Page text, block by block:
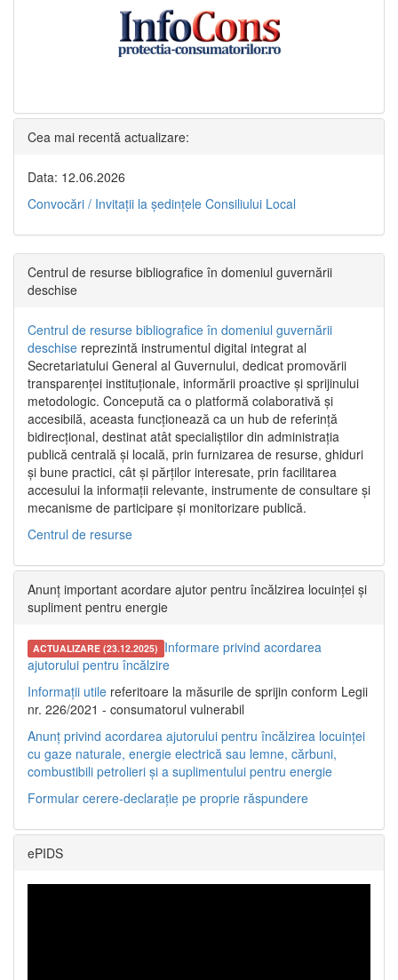
Cea mai recentă actualizare:
Data: 12.06.2026
Convocări / Invitaţii la şedinţele Consiliului Local
Centrul de resurse bibliografice în domeniul guvernării
deschise
Centrul de resurse bibliografice în domeniul guvernării
deschise reprezintă instrumentul digital integrat al
Secretariatului General al Guvernului, dedicat promovării
transparenței instituționale, informării proactive și sprijinului
metodologic. Concepută ca o platformă colaborativă și
accesibilă, aceasta funcționează ca un hub de referință
bidirecțional, destinat atât specialiștilor din administrația
publică centrală și locală, prin furnizarea de resurse, ghiduri
și bune practici, cât și părților interesate, prin facilitarea
accesului la informații relevante, instrumente de consultare și
mecanisme de participare și monitorizare publică.
Centrul de resurse
Anunț important acordare ajutor pentru încălzirea locuinței și
supliment pentru energie
ACTUALIZARE (23.12.2025) Informare privind acordarea
ajutorului pentru încălzire
Informații utile referitoare la măsurile de sprijin conform Legii
nr. 226/2021 - consumatorul vulnerabil
Anunț privind acordarea ajutorului pentru încălzirea locuinței
cu gaze naturale, energie electrică sau lemne, cărbuni,
combustibili petrolieri și a suplimentului pentru energie
Formular cerere-declarație pe proprie răspundere
ePIDS